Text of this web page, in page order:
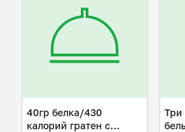
40гр белка/430
калорий гратен с
Три